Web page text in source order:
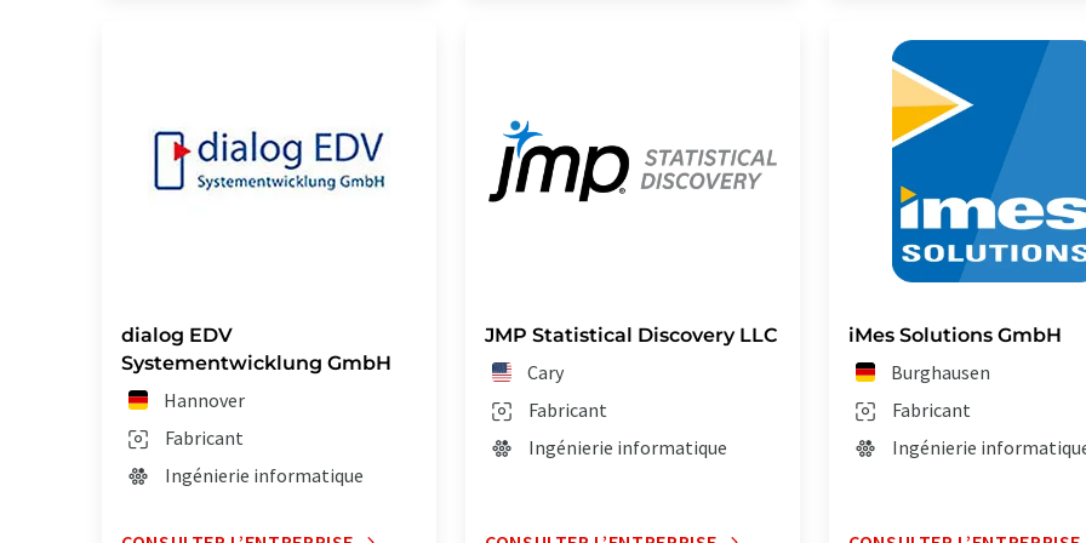
dialog EDV
Systementwicklung GmbH
Hannover
Fabricant
Ingénierie informatique
JMP Statistical Discovery LLC
Cary
Fabricant
Ingénierie informatique
iMes Solutions GmbH
Burghausen
Fabricant
Ingénierie